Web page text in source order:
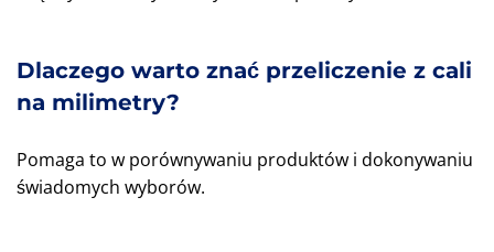
Dlaczego warto znać przeliczenie z cali
na milimetry?
Pomaga to w porównywaniu produktów i dokonywaniu
świadomych wyborów.